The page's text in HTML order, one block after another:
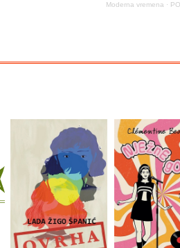
Moderna vremena ·